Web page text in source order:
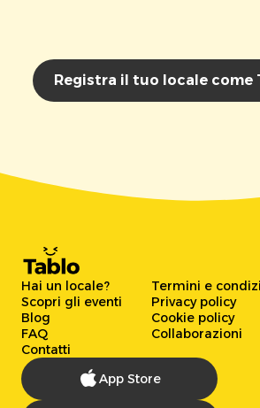
Registra il tuo locale come
Hai un locale?
Scopri gli eventi
Blog
FAQ
Contatti
Termini e
Privacy policy
Cookie policy
Collaborazioni
App Store